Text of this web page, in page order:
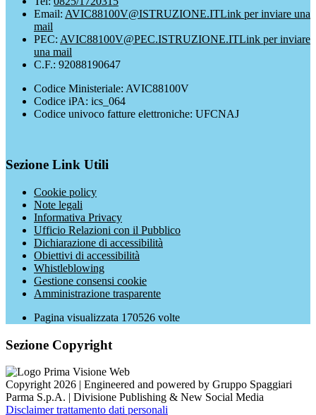
Email: AVIC88100V@ISTRUZIONE.ITLink per inviare una
mail
PEC: AVIC88100V@PEC.ISTRUZIONE.ITLink per inviare
una mail
C.F.: 92088190647
Codice Ministeriale: AVIC88100V
Codice iPA: ics_064
Codice univoco fatture elettroniche: UFCNAJ
Sezione Link Utili
Cookie policy
Note legali
Informativa Privacy
Ufficio Relazioni con il Pubblico
Dichiarazione di accessibilità
Obiettivi di accessibilità
Whistleblowing
Gestione consensi cookie
Amministrazione trasparente
Pagina visualizzata 170526 volte
Sezione Copyright
Copyright 2026 | Engineered and powered by Gruppo Spaggiari
Parma S.p.A. | Divisione Publishing & New Social Media
Disclaimer trattamento dati personali